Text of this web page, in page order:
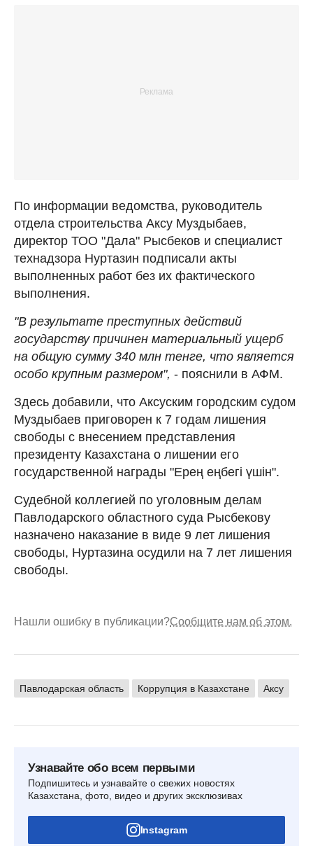
По информации ведомства, руководитель
отдела строительства Аксу Муздыбаев,
директор ТОО "Дала" Рысбеков и специалист
технадзора Нуртазин подписали акты
выполненных работ без их фактического
выполнения.
"В результате преступных действий
государству причинен материальный ущерб
на общую сумму 340 млн тенге, что является
особо крупным размером", - пояснили в АФМ.
Здесь добавили, что Аксуским городским судом
Муздыбаев приговорен к 7 годам лишения
свободы с внесением представления
президенту Казахстана о лишении его
государственной награды "Ерең еңбегі үшін".
Судебной коллегией по уголовным делам
Павлодарского областного суда Рысбекову
назначено наказание в виде 9 лет лишения
свободы, Нуртазина осудили на 7 лет лишения
свободы.
Нашли ошибку в публикации?Сообщите нам об этом.
Павлодарская область Коррупция в Казахстане Аксу
Узнавайте обо всем первыми
Подпишитесь и узнавайте о свежих новостях
Казахстана, фото, видео и других эксклюзивах
Instagram